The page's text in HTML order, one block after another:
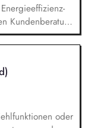
Kundenberatung
verbindet
und
Baustellen
– auch im oder